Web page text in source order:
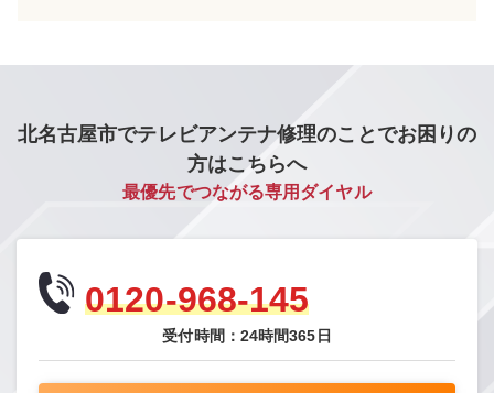
北名古屋市でテレビアンテナ修理のことでお困りの
方はこちらへ
最優先でつながる専用ダイヤル
0120-968-145
受付時間：24時間365日